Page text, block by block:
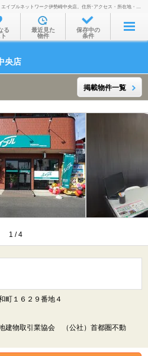
屋を探す
沿線・駅から
住所から
通勤通学時間から
物件特集から
不動産会社から
TOP
賃貸マンション･アパート探しなら伸和地産株式会社 エイブルネットワーク伊勢崎中央店。住所･アクセス・所在地・地図・営業時間・定休日・電話番号などを掲載。
る
最近見た
物件
保存中の
条件
央店
掲載物件一覧
1 /4
町１６２９番地４
建物取引業協会 （公社）首都圏不動